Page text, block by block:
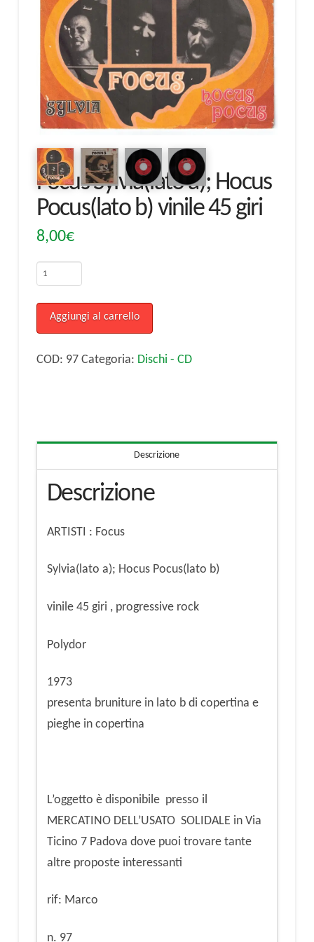
Focus Sylvia(lato a); Hocus
Pocus(lato b) vinile 45 giri
8,00€
Focus
Hocus
Pocus(lato
giri
Aggiungi al carrello
COD: 97 Categoria: Dischi - CD
Descrizione
Descrizione
ARTISTI : Focus
Sylvia(lato a); Hocus Pocus(lato b)
vinile 45 giri , progressive rock
Polydor
1973
presenta bruniture in lato b di copertina e
pieghe in copertina
L’oggetto è disponibile presso il
MERCATINO DELL’USATO SOLIDALE in Via
Ticino 7 Padova dove puoi trovare tante
altre proposte interessanti
rif: Marco
n. 97